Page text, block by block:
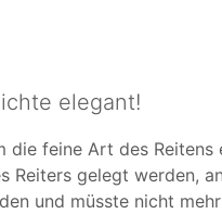
elegant!
feine Art des
Reiters gelegt werden,
und müsste nicht